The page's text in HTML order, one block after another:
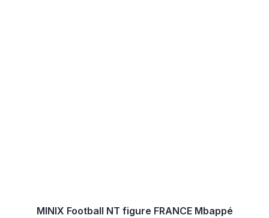
MINIX Football NT figure FRANCE Mbappé